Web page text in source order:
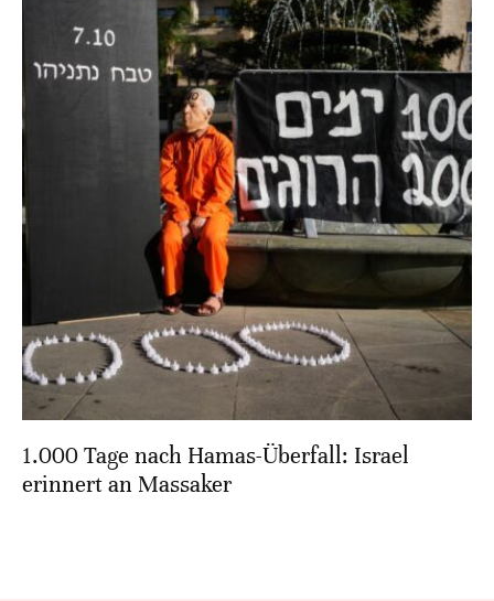
1.000 Tage nach Hamas-Überfall: Israel
erinnert an Massaker